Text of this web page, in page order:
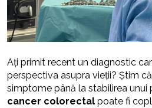
Ați primit recent un diagnostic
perspectiva asupra vieții? Știm
simptome până la stabilirea unui
cancer colorectal poate fi